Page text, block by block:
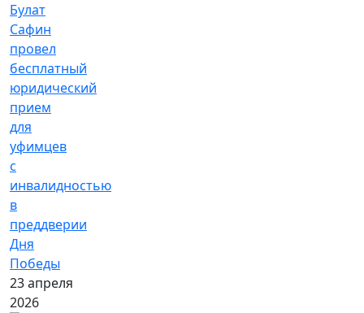
Булат
Сафин
провел
бесплатный
юридический
прием
для
уфимцев
с
инвалидностью
в
преддверии
Дня
Победы
23 апреля
2026